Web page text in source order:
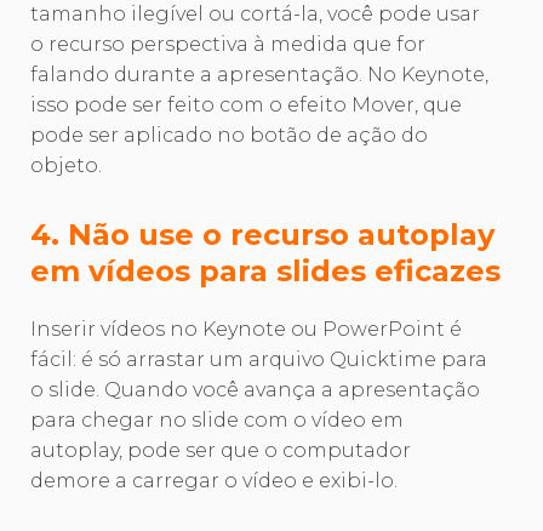
tamanho ilegível ou cortá-la, você pode usar
o recurso perspectiva à medida que for
falando durante a apresentação. No Keynote,
isso pode ser feito com o efeito Mover, que
pode ser aplicado no botão de ação do
objeto.
4. Não use o recurso autoplay
em vídeos para slides eficazes
Inserir vídeos no Keynote ou PowerPoint é
fácil: é só arrastar um arquivo Quicktime para
o slide. Quando você avança a apresentação
para chegar no slide com o vídeo em
autoplay, pode ser que o computador
demore a carregar o vídeo e exibi-lo.